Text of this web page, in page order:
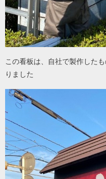
この看板は、自社で製作した
りました